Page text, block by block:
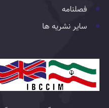
فصلنامه
سایر نشریه ها